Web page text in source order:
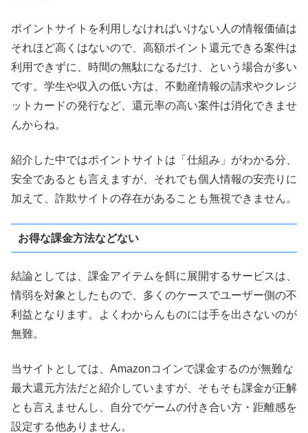
ポイントサイトを利用しなければいけない人の情報価値は
それほど高くはないので、高額ポイント還元できる案件は
利用できずに、時間の無駄になるだけ、という場合が多い
です。学生や収入の低い方は、不動産情報の請求やクレジ
ットカードの発行など、還元率の高い案件は消化できませ
んからね。
紹介した中ではポイントサイトは「仕組み」がわかる分、
安全であるとも言えますが、それでも個人情報の安売りに
加えて、詐欺サイトの存在があることも無視できません。
お得な課金方法などない
結論としては、課金アイテムを餌に展開するサービスは、
情弱を対象としたもので、多くのケースでユーザー側の不
利益となります。よくわからんものには手を出さないのが
無難。
当サイトとしては、Amazonコインで課金するのが無難な
最大還元方法だと紹介していますが、そもそも課金が正解
とも言えませんし、自分でゲームの付き合い方・距離感を
設定する他ありません。